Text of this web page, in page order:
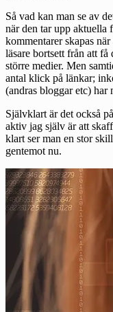
Så vad kan man se av
när den tar upp aktuella
kommentarer skapas
läsare bortsett från att
större medier. Men
antal klick på länkar;
(andras bloggar etc) har
Självklart är det också
aktiv jag själv är att
klart ser man en stor
gentemot nu.